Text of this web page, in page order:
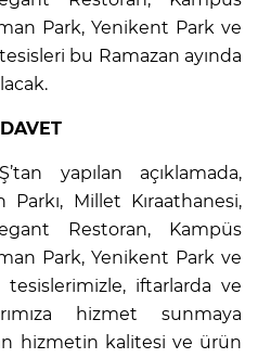
Park, Yenikent Park ve
bu Ramazan ayında
yapılan açıklamada,
Parkı, Millet Kıraathanesi,
Restoran, Kampüs
Park, Yenikent Park ve
tesislerimizle, iftarlarda ve
hizmet sunmaya
hizmetin kalitesi ve ürün